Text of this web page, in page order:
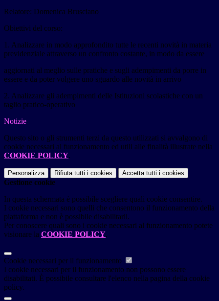
Relatore: Domenica Brusciano
Obiettivi del corso:
1. Analizzare in modo approfondito tutte le recenti novità in materia
previdenziale attraverso un confronto costante, in modo da essere
aggiornati al meglio sulle pratiche e sugli adempimenti da porre in
essere e da poter volgere uno sguardo alle novità in arrivo
2. Analizzare gli adempimenti delle Istituzioni scolastiche con un
taglio pratico-operativo
Notizie
Questo sito o gli strumenti terzi da questo utilizzati si avvalgono di
cookie necessari al funzionamento ed utili alle finalità illustrate nella
COOKIE POLICY.
Personalizza Rifiuta tutti i cookies Accetta tutti i cookies
Gestione cookie
In questa schermata è possibile scegliere quali cookie consentire.
I cookie necessari sono quelli che consentono il funzionamento della
piattaforma e non è possibile disabilitarli.
Per conoscere quali sono i cookie necessari al funzionamento potete
visionare la COOKIE POLICY.
Cookie necessari per il funzionamento
I cookie necessari per il funzionamento non possono essere
disabilitati. È possibile consultare l'elenco nella pagina della cookie
policy.